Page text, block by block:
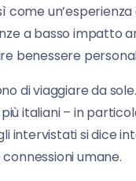
un’esperienza
a basso impatto
benessere
di viaggiare da
italiani – in
intervistati si dice
umane.